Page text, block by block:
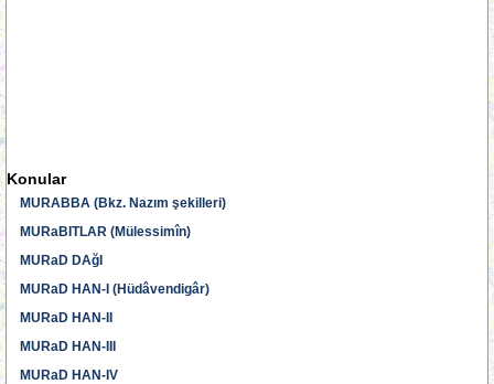
Konular
MURABBA (Bkz. Nazım şekilleri)
MURaBITLAR (Mülessimîn)
MURaD DAğI
MURaD HAN-I (Hüdâvendigâr)
MURaD HAN-II
MURaD HAN-III
MURaD HAN-IV